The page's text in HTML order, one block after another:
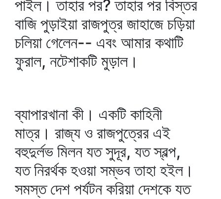
পাইল। তাহার পর? তাহার পর বিস্তর
বাজি পুড়াইয়া রাজপুত্র জাহাজে চড়িয়া
চলিয়া গেলেন-- এবং আমার কথাটি
ফুরাল, নটেশাকটি মুড়াল।
ব্যাপারখানা কী। একটি কাহিনী
মাত্র। রাজ্য ও রাজপুত্রের এই
বহুদুর্লভ মিলন যত সুদূর, যত স্বল্প,
যত নিরর্থক হওয়া সম্ভব তাহা হইল।
সমস্ত দেশ পর্যটন করিয়া দেশকে যত